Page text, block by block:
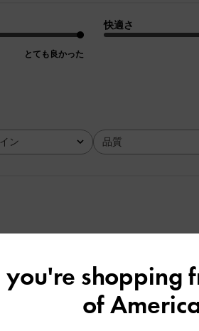
とても良かった
快適さ
ン 品質
全て
品質
you're shopping
of